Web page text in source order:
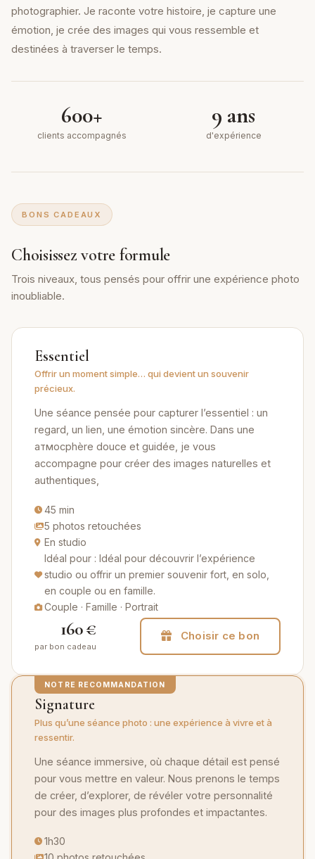
photographier. Je raconte votre histoire, je capture une
émotion, je crée des images qui vous ressemble et
destinées à traverser le temps.
600+
clients accompagnés
9 ans
d'expérience
BONS CADEAUX
Choisissez votre formule
Trois niveaux, tous pensés pour offrir une expérience photo
inoubliable.
Essentiel
Offrir un moment simple… qui devient un souvenir
précieux.
Une séance pensée pour capturer l’essentiel : un
regard, un lien, une émotion sincère. Dans une
атмосphère douce et guidée, je vous
accompagne pour créer des images naturelles et
authentiques,
45 min
5 photos retouchées
En studio
Idéal pour : Idéal pour découvrir l’expérience
studio ou offrir un premier souvenir fort, en solo,
en couple ou en famille.
Couple · Famille · Portrait
160 €
par bon cadeau
Choisir ce bon
NOTRE RECOMMANDATION
Signature
Plus qu’une séance photo : une expérience à vivre et à
ressentir.
Une séance immersive, où chaque détail est pensé
pour vous mettre en valeur. Nous prenons le temps
de créer, d’explorer, de révéler votre personnalité
pour des images plus profondes et impactantes.
1h30